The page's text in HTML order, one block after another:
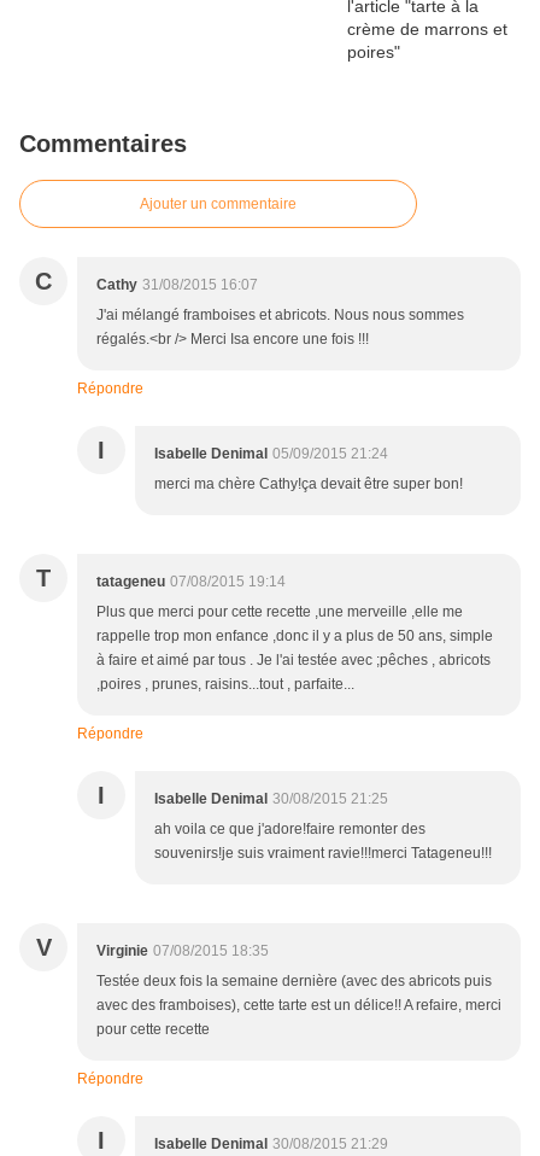
Commentaires
Ajouter un commentaire
C Cathy 31/08/2015 16:07
J'ai mélangé framboises et abricots. Nous nous sommes
régalés.<br /> Merci Isa encore une fois !!!
Répondre
I Isabelle Denimal 05/09/2015 21:24
merci ma chère Cathy!ça devait être super bon!
T tatageneu 07/08/2015 19:14
Plus que merci pour cette recette ,une merveille ,elle me
rappelle trop mon enfance ,donc il y a plus de 50 ans, simple
à faire et aimé par tous . Je l'ai testée avec ;pêches , abricots
,poires , prunes, raisins...tout , parfaite...
Répondre
I Isabelle Denimal 30/08/2015 21:25
ah voila ce que j'adore!faire remonter des
souvenirs!je suis vraiment ravie!!!merci Tatageneu!!!
V Virginie 07/08/2015 18:35
Testée deux fois la semaine dernière (avec des abricots puis
avec des framboises), cette tarte est un délice!! A refaire, merci
pour cette recette
Répondre
I Isabelle Denimal 30/08/2015 21:29